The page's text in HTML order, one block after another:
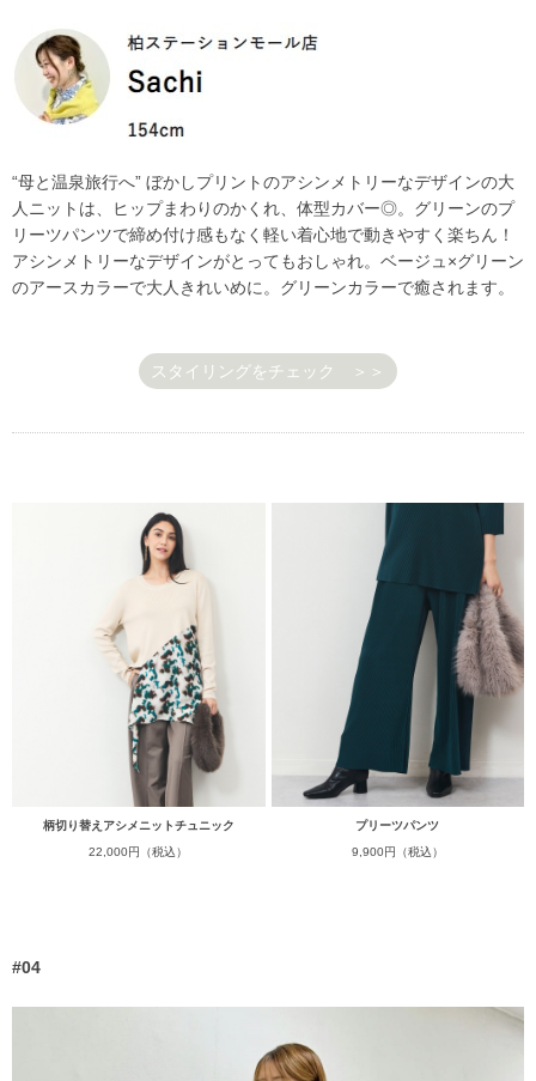
“母と温泉旅行へ” ぼかしプリントのアシンメトリーなデザインの大
人ニットは、ヒップまわりのかくれ、体型カバー◎。グリーンのプ
リーツパンツで締め付け感もなく軽い着心地で動きやすく楽ちん！
アシンメトリーなデザインがとってもおしゃれ。ベージュ×グリーン
のアースカラーで大人きれいめに。グリーンカラーで癒されます。
スタイリングをチェック ＞＞
柄切り替えアシメニットチュニック
22,000円（税込）
プリーツパンツ
9,900円（税込）
#04